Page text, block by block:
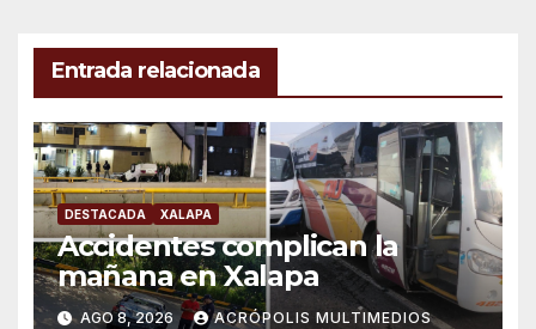
Entrada relacionada
DESTACADA XALAPA
Accidentes complican la
mañana en Xalapa
AGO 8, 2026 ACRÓPOLIS MULTIMEDIOS